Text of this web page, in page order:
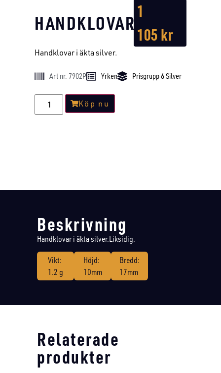
HANDKLOVAR
1
105kr
Handklovar i äkta silver.
Art nr. 7902P Yrken Prisgrupp 6 Silver
Köp nu
Beskrivning
Handklovar i äkta silver.Liksidig.
Vikt:
1.2 g
Höjd:
10mm
Bredd:
17mm
Relaterade
produkter